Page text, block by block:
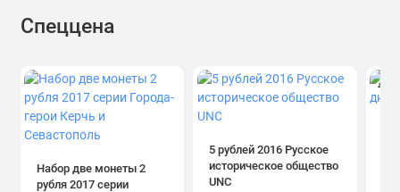
Спеццена
Набор две монеты 2
рубля 2017 серии
5 рублей 2016 Русское
историческое общество
UNC
4.0